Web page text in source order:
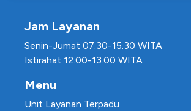
Jam Layanan
Senin-Jumat 07.30-15.30 WITA
Istirahat 12.00-13.00 WITA
Menu
Unit Layanan Terpadu